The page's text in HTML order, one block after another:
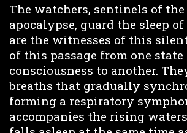
The watchers, sentinels of
apocalypse, guard the sleep
are the witnesses of this
of this passage from one state
consciousness to another.
breaths that gradually
forming a respiratory
accompanies the rising